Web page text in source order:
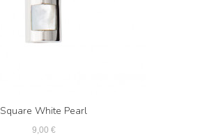
Square White Pearl
9,00 €